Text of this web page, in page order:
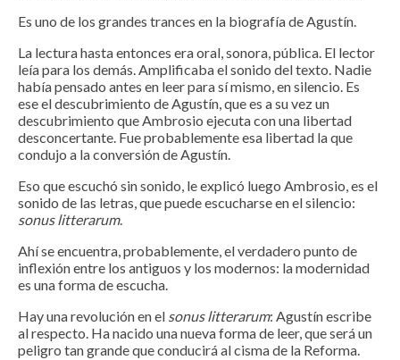
Es uno de los grandes trances en la biografía de Agustín.
La lectura hasta entonces era oral, sonora, pública. El lector
leía para los demás. Amplificaba el sonido del texto. Nadie
había pensado antes en leer para sí mismo, en silencio. Es
ese el descubrimiento de Agustín, que es a su vez un
descubrimiento que Ambrosio ejecuta con una libertad
desconcertante. Fue probablemente esa libertad la que
condujo a la conversión de Agustín.
Eso que escuchó sin sonido, le explicó luego Ambrosio, es el
sonido de las letras, que puede escucharse en el silencio:
sonus litterarum.
Ahí se encuentra, probablemente, el verdadero punto de
inflexión entre los antiguos y los modernos: la modernidad
es una forma de escucha.
Hay una revolución en el sonus litterarum: Agustín escribe
al respecto. Ha nacido una nueva forma de leer, que será un
peligro tan grande que conducirá al cisma de la Reforma.